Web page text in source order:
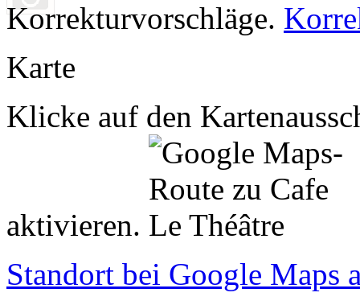
Korrekturvorschläge.
Karte
Klicke auf den
aktivieren.
Standort bei Google Maps